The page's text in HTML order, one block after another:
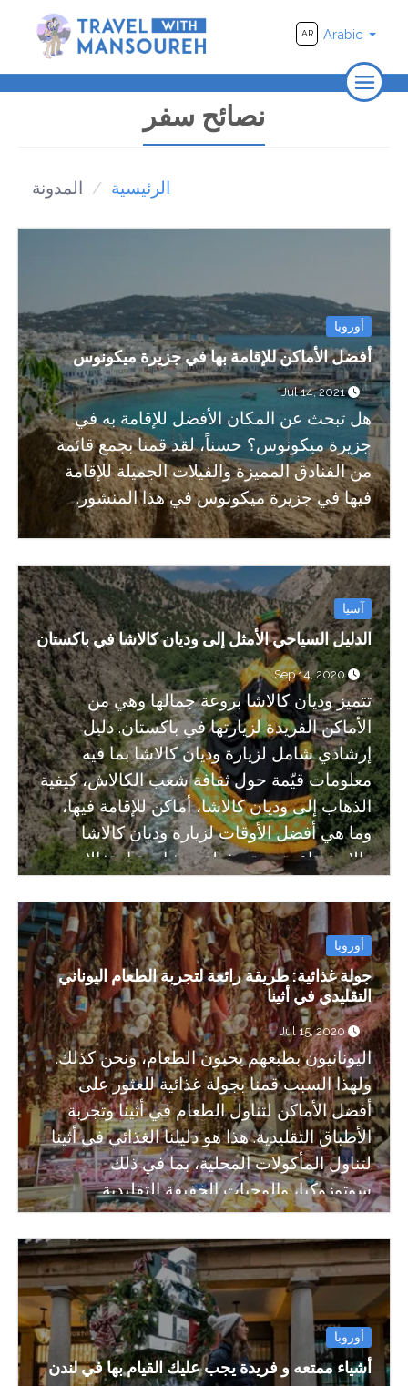
AR Arabic
الرئيسية
من نحن
الأماكن
نصائح سفر
الرئيسية المدونة
أوروبا
أفضل الأماكن للإقامة بها في جزيرة ميكونوس
Jul 14, 2021
هل تبحث عن المكان الأفضل للإقامة به في
جزيرة ميكونوس؟ حسناً، لقد قمنا بجمع قائمة
من الفنادق المميزة والفيلات الجميلة للإقامة
فيها في جزيرة ميكونوس في هذا المنشور.
آسيا
الدليل السياحي الأمثل إلى وديان كالاشا في باكستان
Sep 14, 2020
تتميز وديان كالاشا بروعة جمالها وهي من
الأماكن الفريدة لزيارتها في باكستان. دليل
إرشادي شامل لزيارة وديان كالاشا بما فيه
معلومات قيّمة حول ثقافة شعب الكالاش، كيفية
الذهاب إلى وديان كالاشا، أماكن للإقامة فيها،
وما هي أفضل الأوقات لزيارة وديان كالاشا
والاستمتاع بتجربة مذهلة بمشاهدة احتفالات
أوروبا
جولة غذائية: طريقة رائعة لتجربة الطعام اليوناني
التقليدي في أثينا
Jul 15, 2020
اليونانيون بطبعهم يحبون الطعام، ونحن كذلك.
ولهذا السبب قمنا بجولة غذائية للعثور على
أفضل الأماكن لتناول الطعام في أثينا وتجربة
الأطباق التقليدية. هذا هو دليلنا الغذائي في أثينا
لتناول المأكولات المحلية، بما في ذلك
سوتوزوكيا، والوجبات الخفيفة التقليدية
والحلويات اليونانية.
أوروبا
أشياء ممتعه و فريدة يجب عليك القيام بها في لندن